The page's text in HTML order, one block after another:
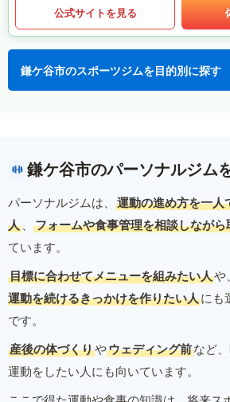
公式サイトを見る
鎌ケ谷市のスポーツジムを目的別に探す
鎌ケ谷市のパーソナルジム
パーソナルジムは、
運動の進め方を一人
人 、 フォームや食事管理を相談しなが
ています。
目標に合わせてメニューを組みたい人や、
運動を続けるきっかけを作りたい人にも
です。
産後の体づくりやウェディング前など
運動をしたい人にも向いています。